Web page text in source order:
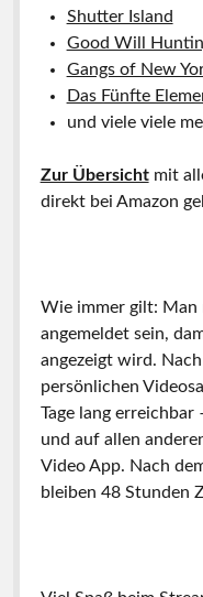
Shutter Island
Good Will
Gangs of New
Das Fünfte
und viele viele
Zur Übersichtmit
direkt bei Amazon
Wie immer gilt: Man
angemeldet sein,
angezeigt wird.
persönlichen
Tage lang erreichbar
und auf allen
Video App. Nach
bleiben 48 Stunden